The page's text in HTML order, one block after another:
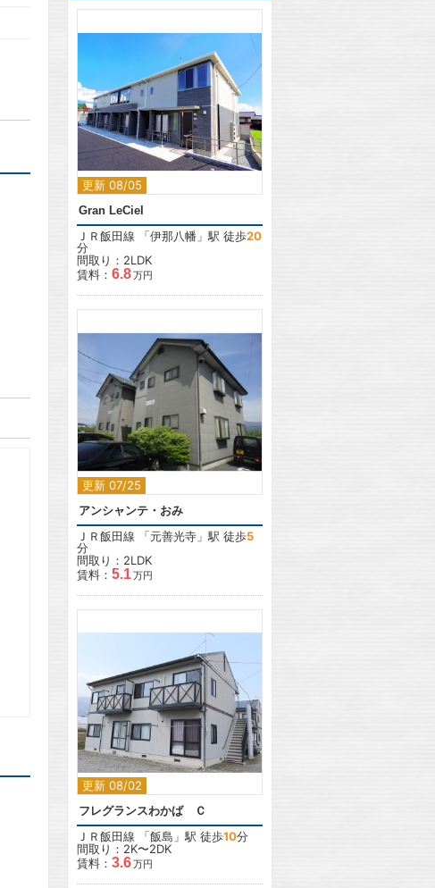
更新 08/05
2
Gran LeCiel
ＪＲ飯田線 「伊那八幡 」駅 徒歩20
分
間取り：2LDK
賃料： 6.8万円
更新 07/25
2
アンシャンテ・おみ
ＪＲ飯田線 「元善光寺 」駅 徒歩5
分
間取り：2LDK
賃料： 5.1万円
更新 08/02
2
フレグランスわかば Ｃ
ＪＲ飯田線 「飯島 」駅 徒歩10分
間取り：2K〜2DK
賃料： 3.6万円